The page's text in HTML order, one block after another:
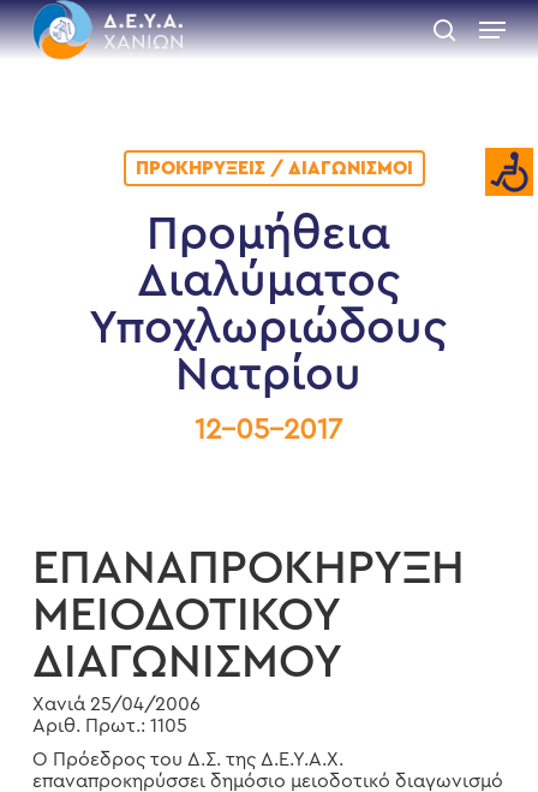
Skip
to
main
search
Menu
ΠΡΟΚΗΡΎΞΕΙΣ / ΔΙΑΓΩΝΙΣΜΟΊ
Προμήθεια
Διαλύματος
Υποχλωριώδους
Νατρίου
12-05-2017
ΕΠΑΝΑΠΡΟΚΗΡΥΞΗ
ΜΕΙΟΔΟΤΙΚΟΥ
ΔΙΑΓΩΝΙΣΜΟΥ
Χανιά 25/04/2006
Αριθ. Πρωτ.: 1105
Ο Πρόεδρος του Δ.Σ. της Δ.Ε.Υ.Α.Χ.
επαναπροκηρύσσει δημόσιο μειοδοτικό διαγωνισμό